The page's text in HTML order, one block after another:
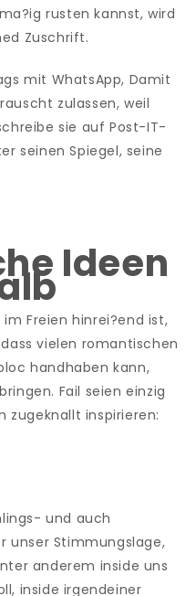
rusten kannst, wird
Zuschrift.
mit WhatsApp, Damit
zulassen, weil
sie auf Post-IT-
seinen Spiegel, seine
Ideen
Freien hinrei?end ist,
vielen romantischen
handhaben kann,
Fail seien einzig
inspirieren:
und auch
unser Stimmungslage,
anderem inside uns
inside irgendeiner